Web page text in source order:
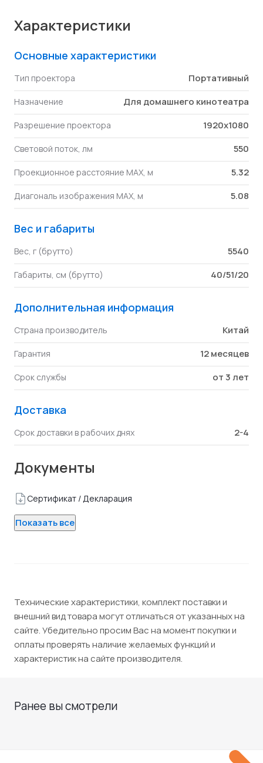
Характеристики
Основные характеристики
Тип проектора Портативный
Назначение Для домашнего кинотеатра
Разрешение проектора 1920x1080
Световой поток, лм 550
Проекционное расстояние MAX, м 5.32
Диагональ изображения MAX, м 5.08
Вес и габариты
Вес, г (брутто) 5540
Габариты, см (брутто) 40/51/20
Дополнительная информация
Страна производитель Китай
Гарантия 12 месяцев
Срок службы от 3 лет
Доставка
Срок доставки в рабочих днях 2-4
Документы
Сертификат / Декларация
Показать все
Технические характеристики, комплект поставки и
внешний вид товара могут отличаться от указанных на
сайте. Убедительно просим Вас на момент покупки и
оплаты проверять наличие желаемых функций и
характеристик на сайте производителя.
Ранее вы смотрели